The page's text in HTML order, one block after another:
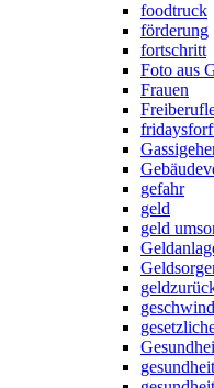
foodtruck
förderung
fortschritt
Foto aus
Frauen
gefahr
geld
geld